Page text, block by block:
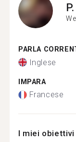
P.
PARLA
Inglese
IMPARA
Francese
I miei